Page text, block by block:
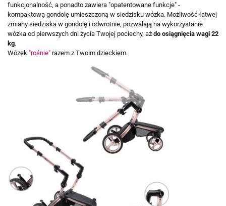
funkcjonalność, a ponadto zawiera "opatentowane funkcje" -
kompaktową gondolę umieszczoną w siedzisku wózka. Możliwość łatwej
zmiany siedziska w gondolę i odwrotnie, pozwalają na wykorzystanie
wózka od pierwszych dni życia Twojej pociechy, aż do osiągnięcia wagi 22
kg.
Wózek "rośnie" razem z Twoim dzieckiem.